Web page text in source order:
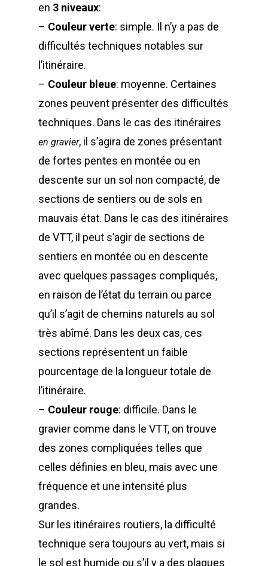
en 3 niveaux:
– Couleur verte: simple. Il n’y a pas de
difficultés techniques notables sur
l’itinéraire.
– Couleur bleue: moyenne. Certaines
zones peuvent présenter des difficultés
techniques. Dans le cas des itinéraires
en gravier, il s’agira de zones présentant
de fortes pentes en montée ou en
descente sur un sol non compacté, de
sections de sentiers ou de sols en
mauvais état. Dans le cas des itinéraires
de VTT, il peut s’agir de sections de
sentiers en montée ou en descente
avec quelques passages compliqués,
en raison de l’état du terrain ou parce
qu’il s’agit de chemins naturels au sol
très abîmé. Dans les deux cas, ces
sections représentent un faible
pourcentage de la longueur totale de
l’itinéraire.
– Couleur rouge: difficile. Dans le
gravier comme dans le VTT, on trouve
des zones compliquées telles que
celles définies en bleu, mais avec une
fréquence et une intensité plus
grandes.
Sur les itinéraires routiers, la difficulté
technique sera toujours au vert, mais si
le sol est humide ou s’il y a des plaques